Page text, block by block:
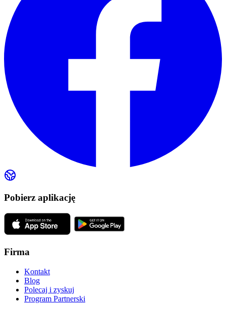
Pobierz aplikację
Firma
Kontakt
Blog
Polecaj i zyskuj
Program Partnerski